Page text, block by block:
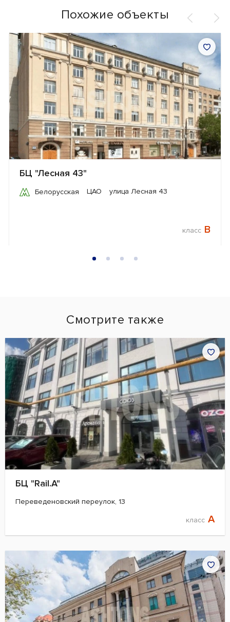
Похожие объекты
БЦ "Лесная 43"
Белорусская ЦАО улица Лесная 43
класс B
Смотрите также
БЦ "Rail.A"
Переведеновский переулок, 13
класс A